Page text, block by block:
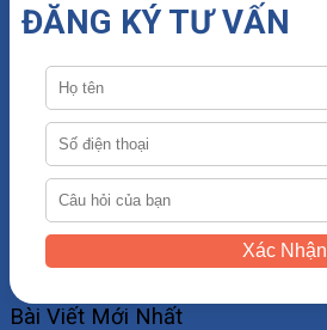
ĐĂNG KÝ TƯ VẤN
Xác Nhận
Bài Viết Mới Nhất